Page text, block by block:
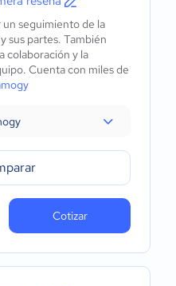
seguimiento de la
sus partes. También
colaboración y la
Cuenta con miles de
Cotizar